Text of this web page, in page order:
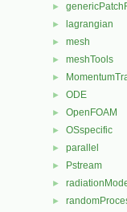
►
► lagrangian
► mesh
► meshTools
►
► ODE
► OpenFOAM
► OSspecific
► parallel
► Pstream
►
►